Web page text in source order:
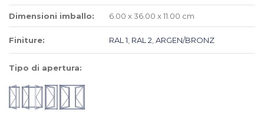
Dimensioni imballo: 6.00 x 36.00 x 11.00 cm
Finiture: RAL 1, RAL 2,ARGEN/BRONZ
Tipo di apertura: